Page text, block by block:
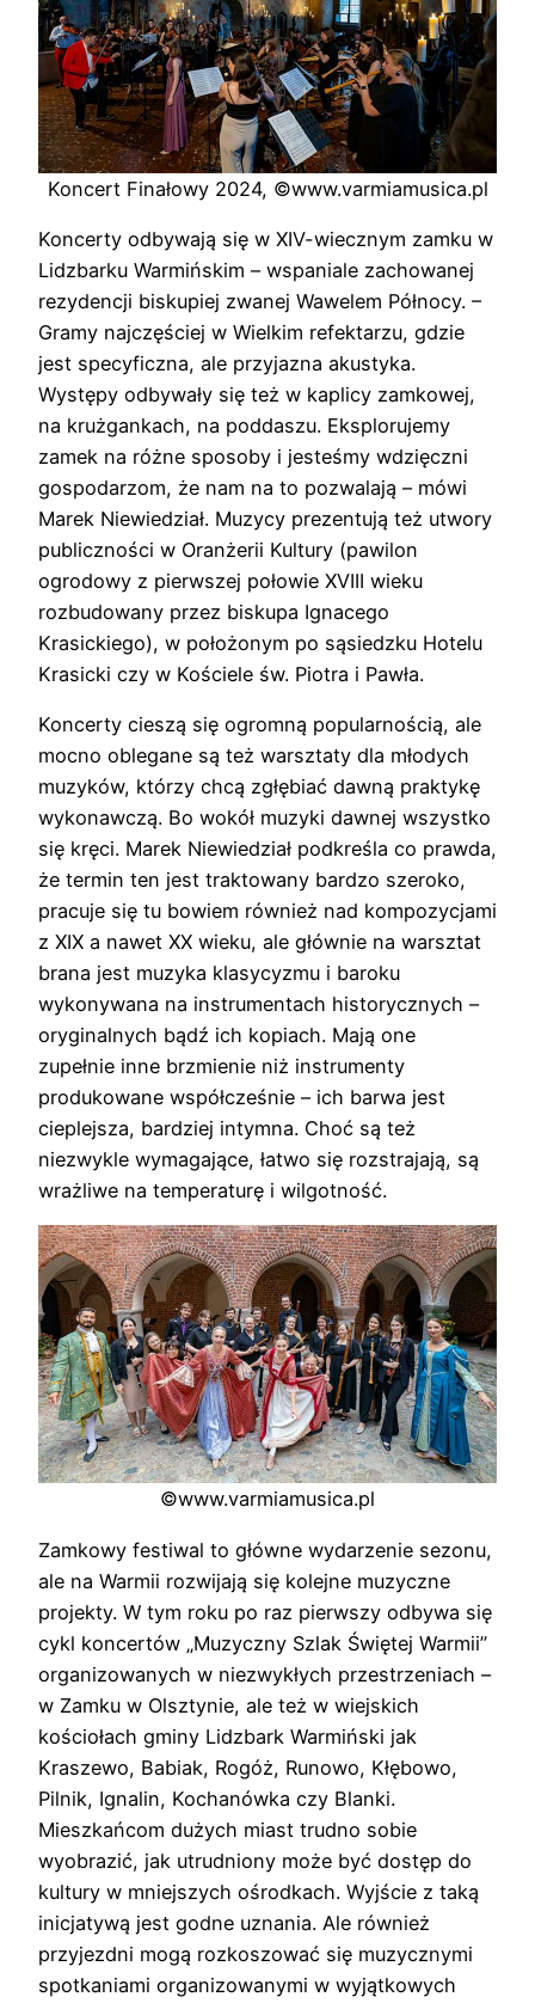
Koncert Finałowy 2024, ©www.varmiamusica.pl
Koncerty odbywają się w XIV-wiecznym zamku w
Lidzbarku Warmińskim – wspaniale zachowanej
rezydencji biskupiej zwanej Wawelem Północy. –
Gramy najczęściej w Wielkim refektarzu, gdzie
jest specyficzna, ale przyjazna akustyka.
Występy odbywały się też w kaplicy zamkowej,
na krużgankach, na poddaszu. Eksplorujemy
zamek na różne sposoby i jesteśmy wdzięczni
gospodarzom, że nam na to pozwalają – mówi
Marek Niewiedział. Muzycy prezentują też utwory
publiczności w Oranżerii Kultury (pawilon
ogrodowy z pierwszej połowie XVIII wieku
rozbudowany przez biskupa Ignacego
Krasickiego), w położonym po sąsiedzku Hotelu
Krasicki czy w Kościele św. Piotra i Pawła.
Koncerty cieszą się ogromną popularnością, ale
mocno oblegane są też warsztaty dla młodych
muzyków, którzy chcą zgłębiać dawną praktykę
wykonawczą. Bo wokół muzyki dawnej wszystko
się kręci. Marek Niewiedział podkreśla co prawda,
że termin ten jest traktowany bardzo szeroko,
pracuje się tu bowiem również nad kompozycjami
z XIX a nawet XX wieku, ale głównie na warsztat
brana jest muzyka klasycyzmu i baroku
wykonywana na instrumentach historycznych –
oryginalnych bądź ich kopiach. Mają one
zupełnie inne brzmienie niż instrumenty
produkowane współcześnie – ich barwa jest
cieplejsza, bardziej intymna. Choć są też
niezwykle wymagające, łatwo się rozstrajają, są
wrażliwe na temperaturę i wilgotność.
©www.varmiamusica.pl
Zamkowy festiwal to główne wydarzenie sezonu,
ale na Warmii rozwijają się kolejne muzyczne
projekty. W tym roku po raz pierwszy odbywa się
cykl koncertów „Muzyczny Szlak Świętej Warmii”
organizowanych w niezwykłych przestrzeniach –
w Zamku w Olsztynie, ale też w wiejskich
kościołach gminy Lidzbark Warmiński jak
Kraszewo, Babiak, Rogóż, Runowo, Kłębowo,
Pilnik, Ignalin, Kochanówka czy Blanki.
Mieszkańcom dużych miast trudno sobie
wyobrazić, jak utrudniony może być dostęp do
kultury w mniejszych ośrodkach. Wyjście z taką
inicjatywą jest godne uznania. Ale również
przyjezdni mogą rozkoszować się muzycznymi
spotkaniami organizowanymi w wyjątkowych